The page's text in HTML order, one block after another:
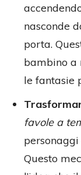
nasconde
porta.
bambino a
le fantasie
favole a
Questo